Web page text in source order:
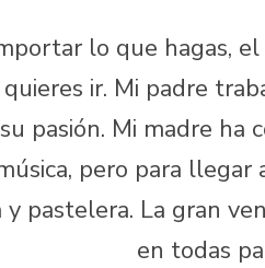
lo que hagas,
ir. Mi padre
pasión. Mi madre ha
pero para llegar
pastelera. La gran
en todas